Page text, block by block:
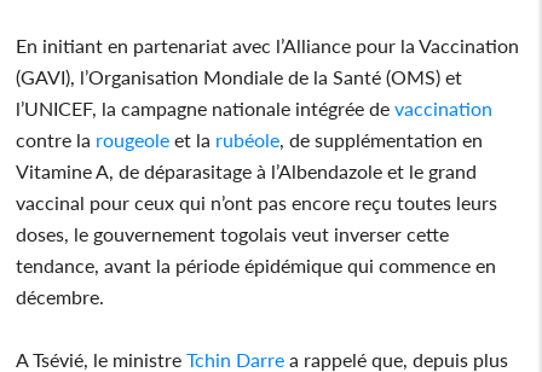
En initiant en partenariat avec l’Alliance pour la Vaccination
(GAVI), l’Organisation Mondiale de la Santé (OMS) et
l’UNICEF, la campagne nationale intégrée de vaccination
contre la rougeole et la rubéole , de supplémentation en
Vitamine A, de déparasitage à l’Albendazole et le grand
vaccinal pour ceux qui n’ont pas encore reçu toutes leurs
doses, le gouvernement togolais veut inverser cette
tendance, avant la période épidémique qui commence en
décembre.
A Tsévié, le ministre Tchin Darre a rappelé que, depuis plus